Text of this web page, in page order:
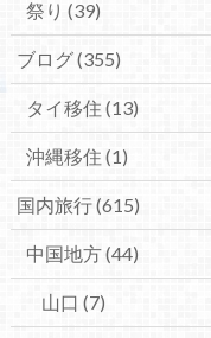
祭り (39)
ブログ(355)
タイ移住 (13)
沖縄移住 (1)
国内旅行(615)
中国地方(44)
山口 (7)